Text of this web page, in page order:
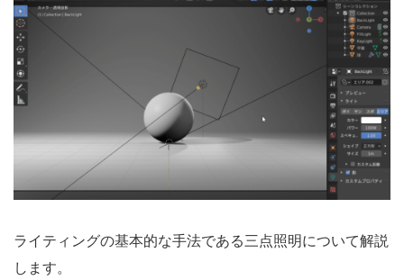
ライティングの基本的な手法である三点照明について解説
します。